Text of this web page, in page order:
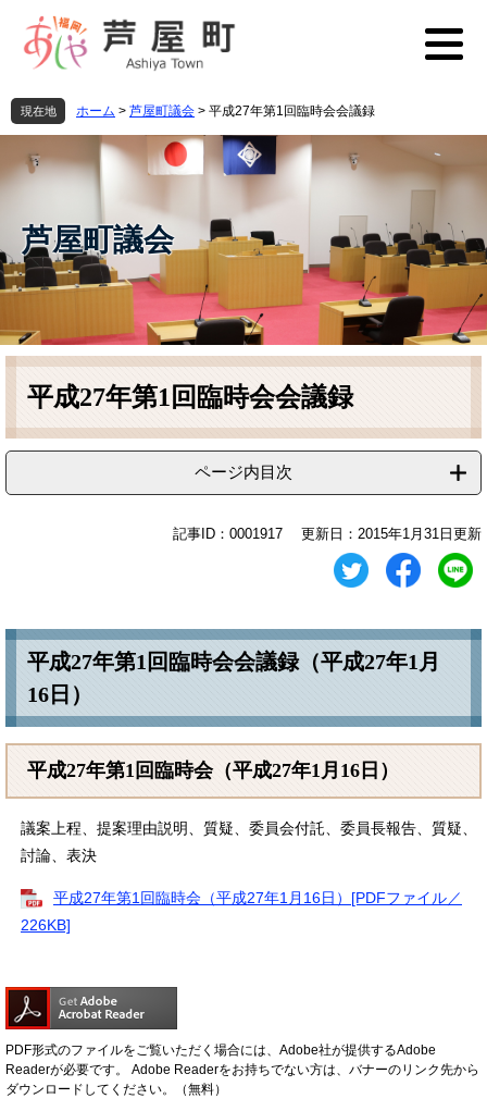
先
頭
す
を
飛
し
へ
現在地 ホーム > 芦屋町議会 > 平成27年第1回臨時会会議録
芦屋町議会
本
平成27年第1回臨時会会議録
ページ内目次
記事ID：0001917 更新日：2015年1月31日更新
平成27年第1回臨時会会議録（平成27年1月
16日）
平成27年第1回臨時会（平成27年1月16日）
議案上程、提案理由説明、質疑、委員会付託、委員長報告、質疑、
討論、表決
平成27年第1回臨時会（平成27年1月16日）[PDFファイル／
226KB]
PDF形式のファイルをご覧いただく場合には、Adobe社が提供するAdobe
Readerが必要です。
Adobe Readerをお持ちでない方は、バナーのリンク先から
ダウンロードしてください。（無料）